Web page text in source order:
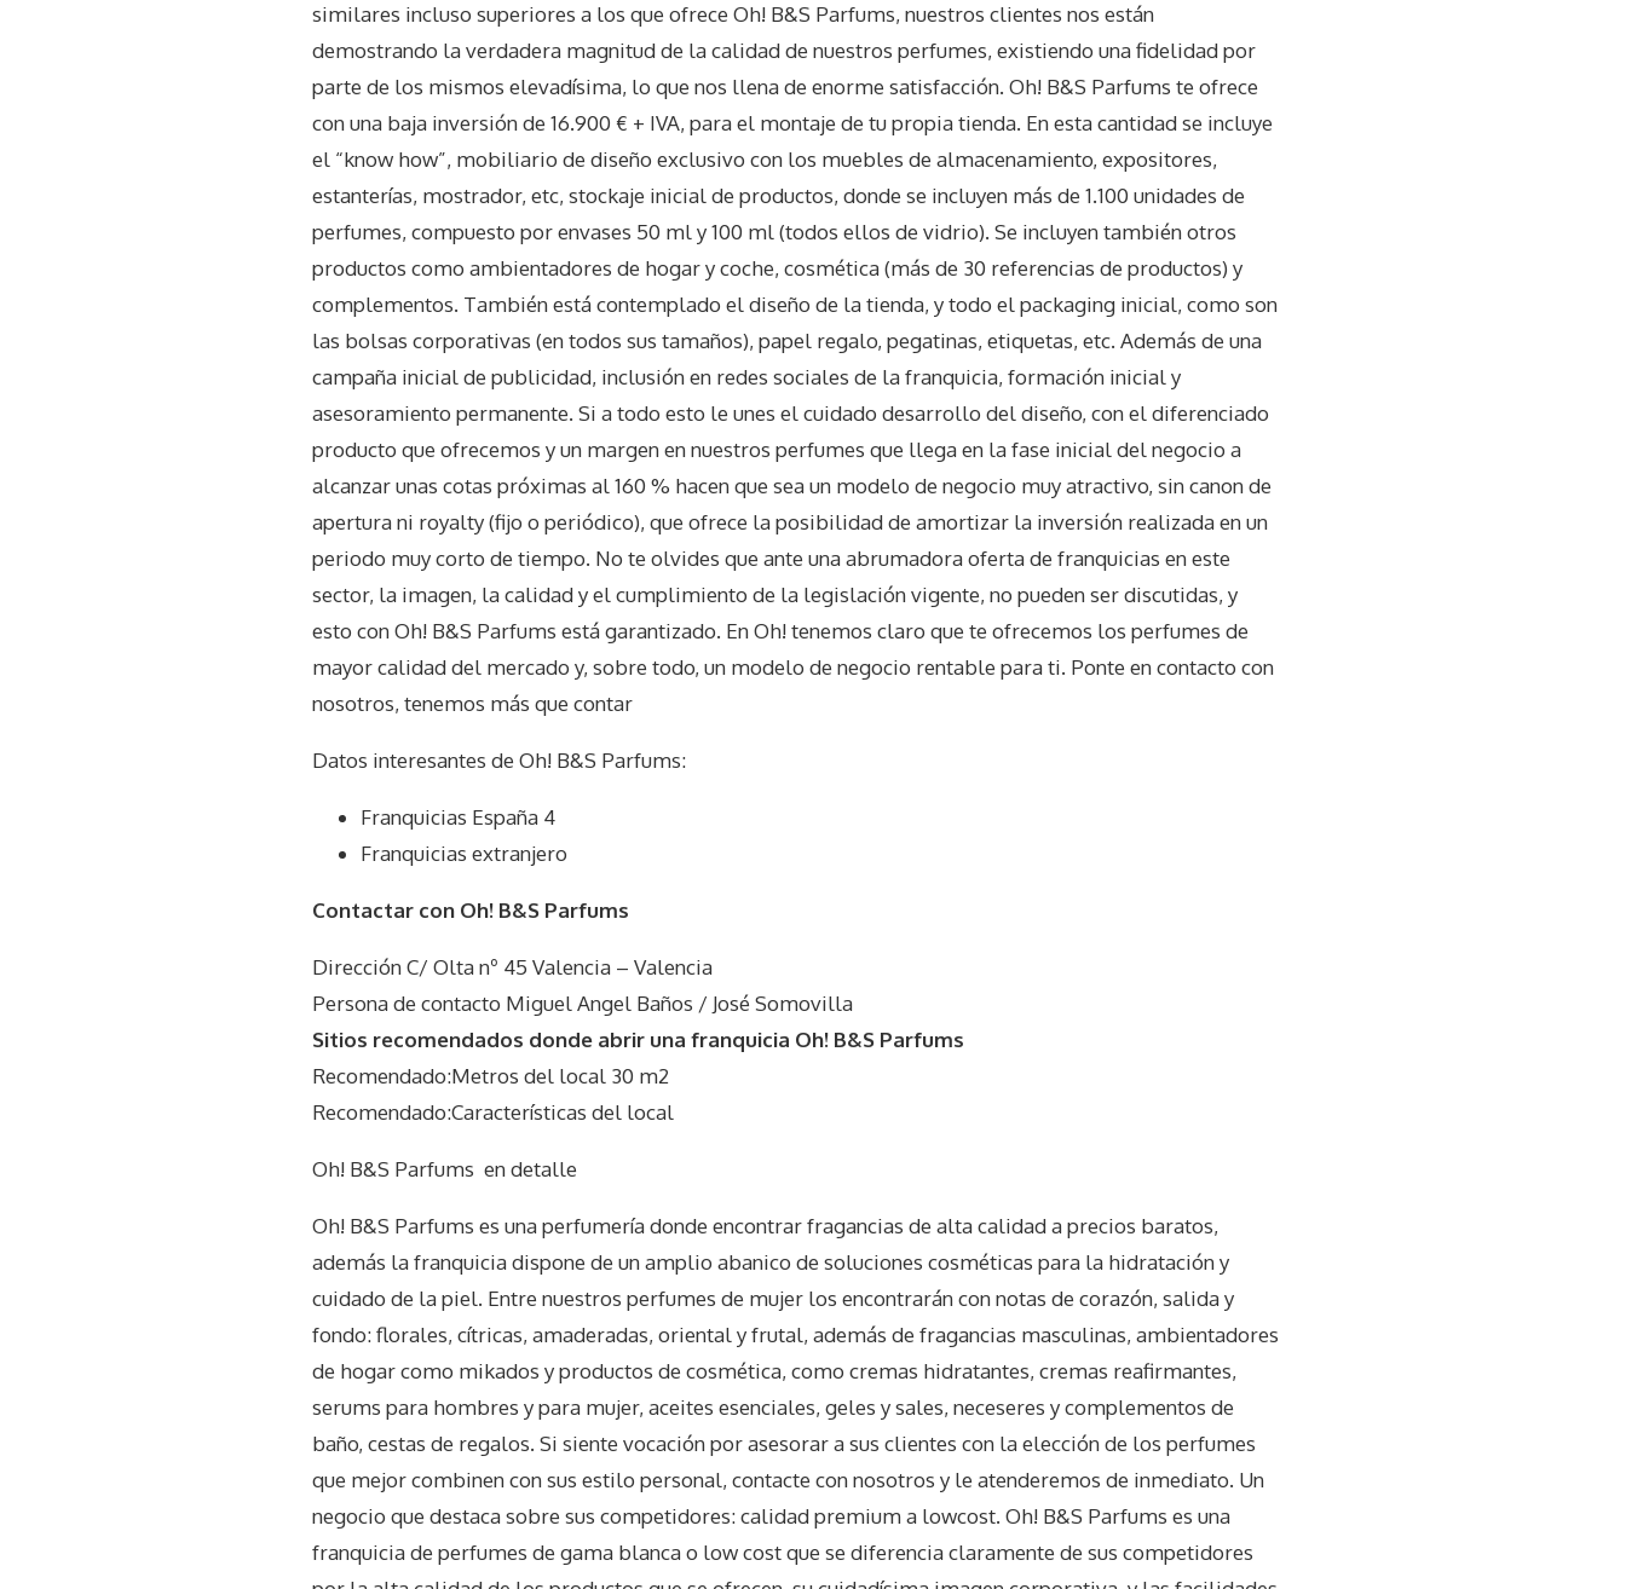
similares incluso superiores a los que ofrece Oh! B&S Parfums, nuestros clientes nos están
demostrando la verdadera magnitud de la calidad de nuestros perfumes, existiendo una fidelidad por
parte de los mismos elevadísima, lo que nos llena de enorme satisfacción. Oh! B&S Parfums te ofrece
con una baja inversión de 16.900 € + IVA, para el montaje de tu propia tienda. En esta cantidad se incluye
el “know how”, mobiliario de diseño exclusivo con los muebles de almacenamiento, expositores,
estanterías, mostrador, etc, stockaje inicial de productos, donde se incluyen más de 1.100 unidades de
perfumes, compuesto por envases 50 ml y 100 ml (todos ellos de vidrio). Se incluyen también otros
productos como ambientadores de hogar y coche, cosmética (más de 30 referencias de productos) y
complementos. También está contemplado el diseño de la tienda, y todo el packaging inicial, como son
las bolsas corporativas (en todos sus tamaños), papel regalo, pegatinas, etiquetas, etc. Además de una
campaña inicial de publicidad, inclusión en redes sociales de la franquicia, formación inicial y
asesoramiento permanente. Si a todo esto le unes el cuidado desarrollo del diseño, con el diferenciado
producto que ofrecemos y un margen en nuestros perfumes que llega en la fase inicial del negocio a
alcanzar unas cotas próximas al 160 % hacen que sea un modelo de negocio muy atractivo, sin canon de
apertura ni royalty (fijo o periódico), que ofrece la posibilidad de amortizar la inversión realizada en un
periodo muy corto de tiempo. No te olvides que ante una abrumadora oferta de franquicias en este
sector, la imagen, la calidad y el cumplimiento de la legislación vigente, no pueden ser discutidas, y
esto con Oh! B&S Parfums está garantizado. En Oh! tenemos claro que te ofrecemos los perfumes de
mayor calidad del mercado y, sobre todo, un modelo de negocio rentable para ti. Ponte en contacto con
nosotros, tenemos más que contar
Datos interesantes de Oh! B&S Parfums:
Franquicias España 4
Franquicias extranjero
Contactar con Oh! B&S Parfums
Dirección C/ Olta nº 45 Valencia – Valencia
Persona de contacto Miguel Angel Baños / José Somovilla
Sitios recomendados donde abrir una franquicia Oh! B&S Parfums
Recomendado:Metros del local 30 m2
Recomendado:Características del local
Oh! B&S Parfums en detalle
Oh! B&S Parfums es una perfumería donde encontrar fragancias de alta calidad a precios baratos,
además la franquicia dispone de un amplio abanico de soluciones cosméticas para la hidratación y
cuidado de la piel. Entre nuestros perfumes de mujer los encontrarán con notas de corazón, salida y
fondo: florales, cítricas, amaderadas, oriental y frutal, además de fragancias masculinas, ambientadores
de hogar como mikados y productos de cosmética, como cremas hidratantes, cremas reafirmantes,
serums para hombres y para mujer, aceites esenciales, geles y sales, neceseres y complementos de
baño, cestas de regalos. Si siente vocación por asesorar a sus clientes con la elección de los perfumes
que mejor combinen con sus estilo personal, contacte con nosotros y le atenderemos de inmediato. Un
negocio que destaca sobre sus competidores: calidad premium a lowcost. Oh! B&S Parfums es una
franquicia de perfumes de gama blanca o low cost que se diferencia claramente de sus competidores